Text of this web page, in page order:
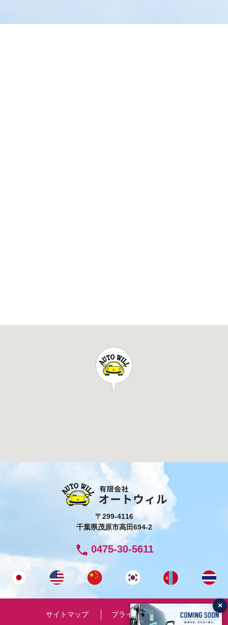
〒299-4116
千葉県茂原市高田694-2
phone 0475-30-5611
サイトマップ プライバシーポリシー
×